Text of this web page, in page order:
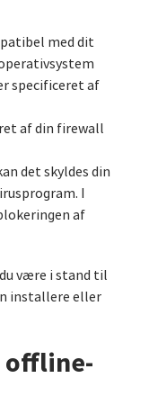
med dit
specificeret af
af din firewall
det skyldes din
I
af
være i stand til
installere eller
offline-